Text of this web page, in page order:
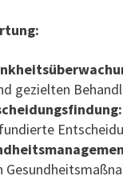
gezielten